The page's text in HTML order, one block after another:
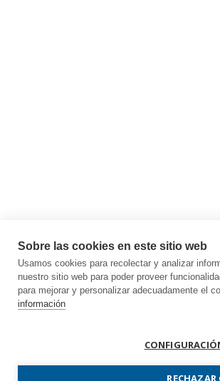
Sobre las cookies en este sitio web
Usamos cookies para recolectar y analizar
nuestro sitio web para poder proveer
para mejorar y personalizar adecuadamente el
información
RECHAZAR